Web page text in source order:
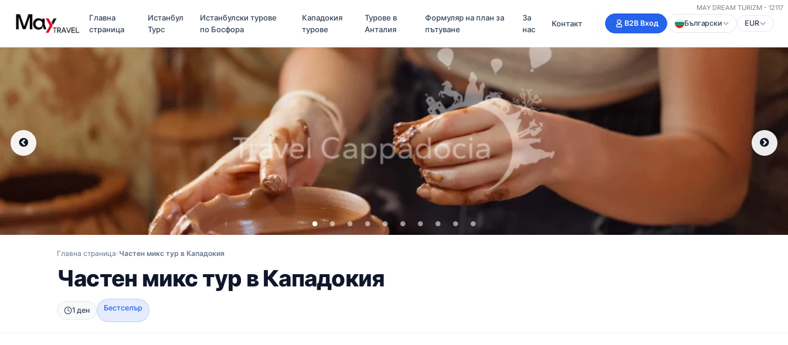
MAY DREAM TURIZM - 12117
Главна
страница
Истанбул
Турс
Истанбулски турове
по Босфора
Кападокия
турове
Турове в
Анталия
Формуляр на план за
пътуване
За
нас
Контакт B2B Вход Български EUR
Главна страница Частен микс тур в Кападокия
Частен микс тур в Кападокия
1 ден Бестселър